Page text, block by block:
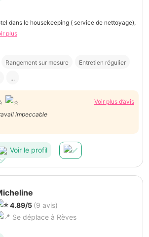
dans le housekeeping ( service de nettoyage),
plus
Rangement sur mesure Entretien régulier
...
Voir plus d’avis
impeccable
Voir le profil
4.89/5 (9 avis)
Se déplace à Rèves